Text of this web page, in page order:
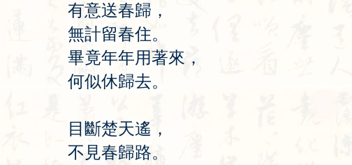
有意送春歸 ，
無計留春住。
畢竟年年用著來 ，
何似休歸去。
目 斷楚天遙 ，
不 見春歸路。